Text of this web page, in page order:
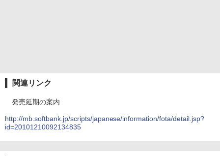
関連リンク
発売延期の案内
http://mb.softbank.jp/scripts/japanese/information/fota/detail.jsp?
id=20101210092134835